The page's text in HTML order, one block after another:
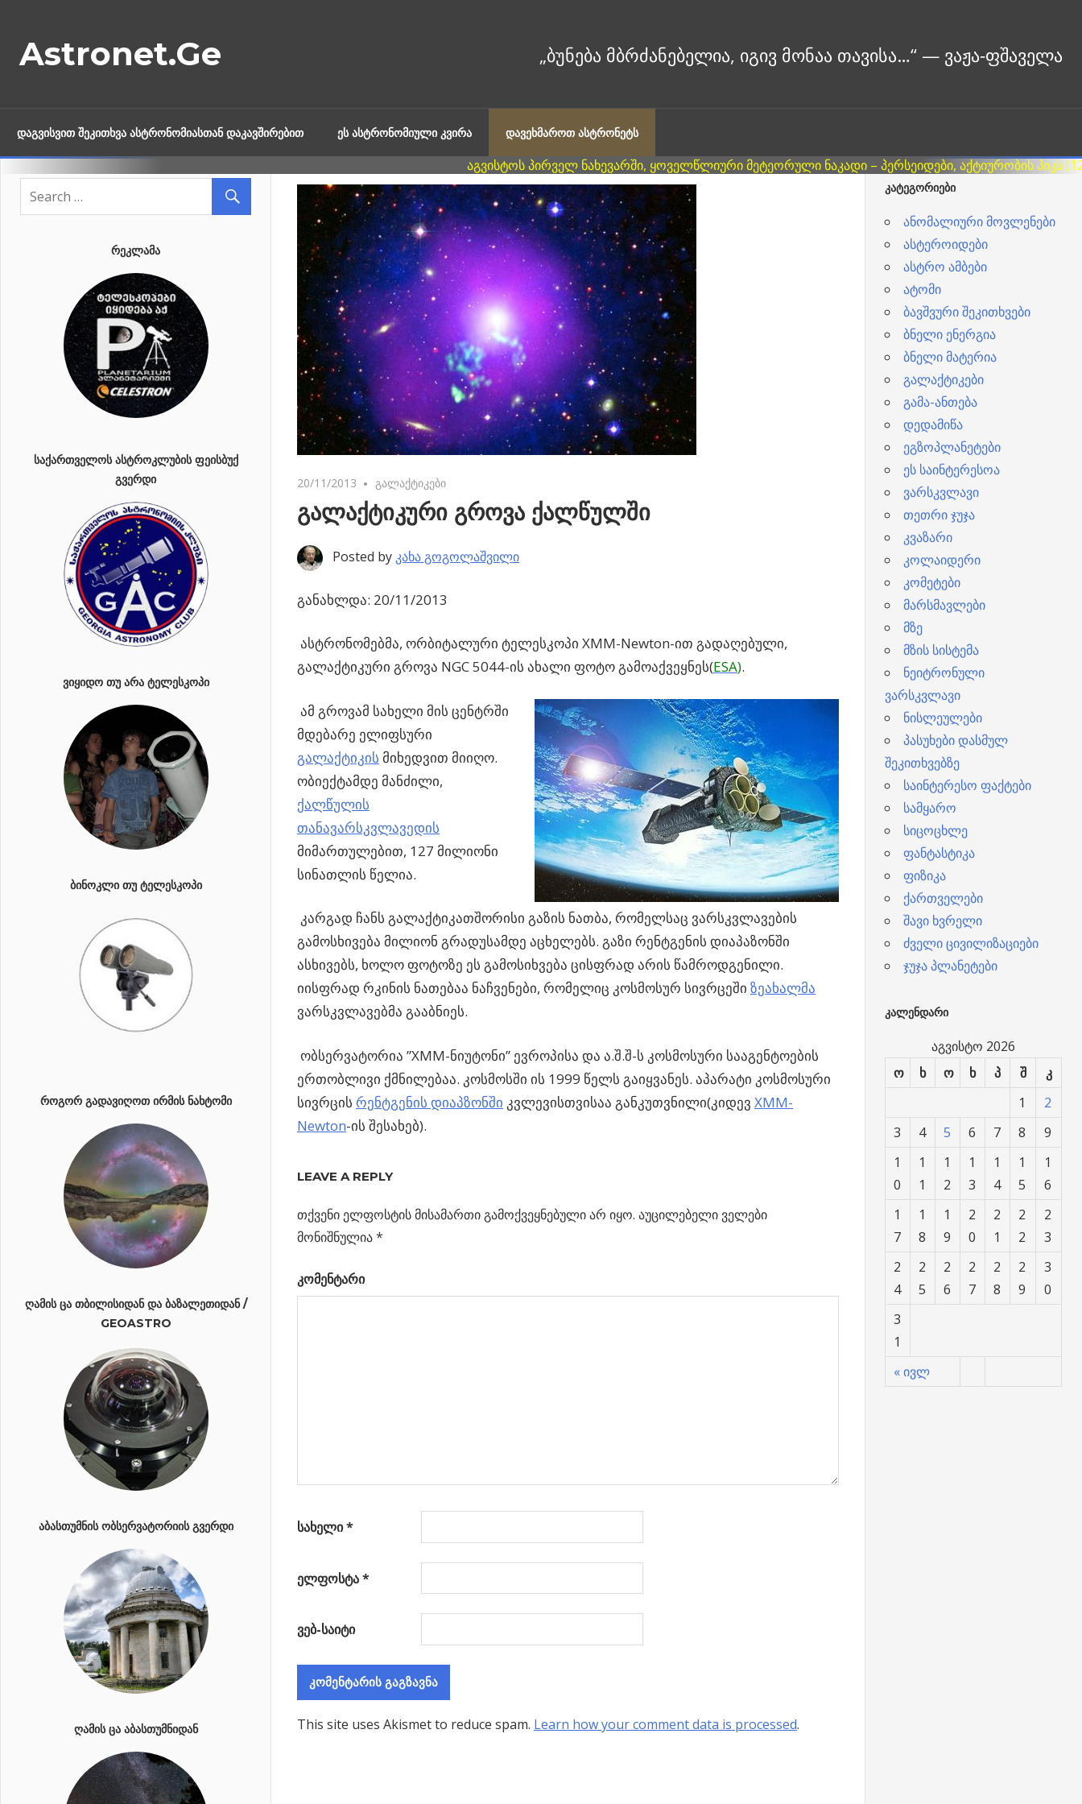
content
Astronet.Ge
ᲓᲐᲒᲕᲘᲡᲕᲘᲗ ᲨᲔᲙᲘᲗᲮᲕᲐ ᲐᲡᲢᲠᲝᲜᲝᲛᲘᲐᲡᲗᲐᲜ ᲓᲐᲙᲐᲕᲨᲘᲠᲔᲑᲘᲗ ᲔᲡ ᲐᲡᲢᲠᲝᲜᲝᲛᲘᲣᲚᲘ ᲙᲕᲘᲠᲐ ᲓᲐᲕᲔᲮᲛᲐᲠᲝᲗ ᲐᲡᲢᲠᲝᲜᲔᲢᲡ
20/11/2013 No comments
გალაქტიკები
გალაქტიკური გროვა ქალწულში
Posted by კახა გოგოლაშვილი
განახლდა: 20/11/2013
ასტრონომებმა, ორბიტალური ტელესკოპი XMM-Newton-ით გადაღებული,
გალაქტიკური გროვა NGC 5044-ის ახალი ფოტო გამოაქვეყნეს(ESA).
ამ გროვამ სახელი მის ცენტრში
მდებარე ელიფსური
გალაქტიკის მიხედვით მიიღო.
ობიექტამდე მანძილი,
ქალწულის
თანავარსკვლავედის
მიმართულებით, 127 მილიონი
სინათლის წელია.
კარგად ჩანს გალაქტიკათშორისი გაზის ნათბა, რომელსაც ვარსკვლავების
გამოსხივება მილიონ გრადუსამდე აცხელებს. გაზი რენტგენის დიაპაზონში
ასხივებს, ხოლო ფოტოზე ეს გამოსიხვება ცისფრად არის წამროდგენილი.
იისფრად რკინის ნათებაა ნაჩვენები, რომელიც კოსმოსურ სივრცეში ზეახალმა
ვარსკვლავებმა გააბნიეს.
ობსერვატორია ”XMM-ნიუტონი” ევროპისა და ა.შ.შ-ს კოსმოსური სააგენტოების
ერთობლივი ქმნილებაა. კოსმოსში ის 1999 წელს გაიყვანეს. აპარატი კოსმოსური
სივრცის რენტგენის დიაპზონში კვლევისთვისაა განკუთვნილი(კიდევ XMM-
Newton-ის შესახებ).
ნავიგაცია
Previous
როგორ
უწონობა
ასტრონავტებზე?
ყავისფერი
LEAVE A REPLY
თქვენი ელფოსტის მისამართი გამოქვეყნებული არ იყო. აუცილებელი ველები
მონიშნულია*
კომენტარი
სახელი*
ელფოსტა*
ვებ-საიტი
This site uses Akismet to reduce spam. Learn how your comment data is processed.
ᲠᲔᲙᲚᲐᲛᲐ
ᲡᲐᲥᲐᲠᲗᲕᲔᲚᲝᲡ ᲐᲡᲢᲠᲝᲙᲚᲣᲑᲘᲡ ᲤᲔᲘᲡᲑᲣᲥ
ᲒᲕᲔᲠᲓᲘ
ᲕᲘᲧᲘᲓᲝ ᲗᲣ ᲐᲠᲐ ᲢᲔᲚᲔᲡᲙᲝᲞᲘ
ᲑᲘᲜᲝᲙᲚᲘ ᲗᲣ ᲢᲔᲚᲔᲡᲙᲝᲞᲘ
ᲠᲝᲒᲝᲠ ᲒᲐᲓᲐᲕᲘᲦᲝᲗ ᲘᲠᲛᲘᲡ ᲜᲐᲮᲢᲝᲛᲘ
ᲦᲐᲛᲘᲡ ᲪᲐ ᲗᲑᲘᲚᲘᲡᲘᲓᲐᲜ ᲓᲐ ᲑᲐᲖᲐᲚᲔᲗᲘᲓᲐᲜ /
GEOASTRO
ᲐᲑᲐᲡᲗᲣᲛᲜᲘᲡ ᲝᲑᲡᲔᲠᲕᲐᲢᲝᲠᲘᲘᲡ ᲒᲕᲔᲠᲓᲘ
ᲦᲐᲛᲘᲡ ᲪᲐ ᲐᲑᲐᲡᲗᲣᲛᲜᲘᲓᲐᲜ
ᲙᲐᲢᲔᲒᲝᲠᲘᲔᲑᲘ
ანომალიური მოვლენები
ასტეროიდები
ასტრო ამბები
ატომი
ბავშვური შეკითხვები
ბნელი ენერგია
ბნელი მატერია
გალაქტიკები
გამა-ანთება
დედამიწა
ეგზოპლანეტები
ეს საინტერესოა
ვარსკვლავი
თეთრი ჯუჯა
კვაზარი
კოლაიდერი
კომეტები
მარსმავლები
მზე
მზის სისტემა
ნეიტრონული
ვარსკვლავი
ნისლეულები
პასუხები დასმულ
შეკითხვებზე
საინტერესო ფაქტები
სამყარო
სიცოცხლე
ფანტასტიკა
ფიზიკა
ქართველები
შავი ხვრელი
ძველი ცივილიზაციები
ჯუჯა პლანეტები
ᲙᲐᲚᲔᲜᲓᲐᲠᲘ
აგვისტო 2026
ო
ხ ო ხ პ შ კ
« ივლ
1
2
3
4 5 6 7 8
9
1
0
1
1
1
2
1
3
1
4
1
5
1
6
1
7
1
8
1
9
2
0
2
1
2
2
2
3
2
4
2
5
2
6
2
7
2
8
2
9
3
0
3
1